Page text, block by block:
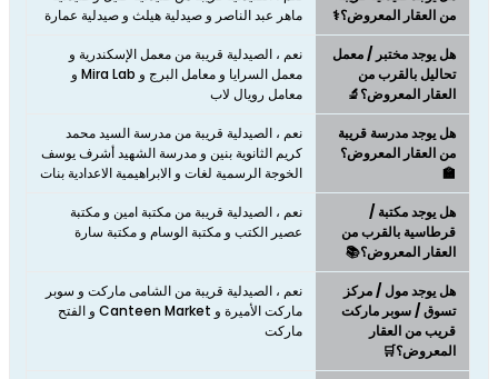
من العقار المعروض؟⚕️
ماهر عبد الناصر و صيدلية هيلث و صيدلية عمارة
هل يوجد مختبر / معمل
تحاليل بالقرب من
العقار المعروض؟🔬
نعم ، الصيدلية قريبة من معمل الإسكندرية و
معمل السرايا و معامل البرج و Mira Lab و
معامل رويال لاب
هل يوجد مدرسة قريبة
من العقار المعروض؟
🏫
نعم ، الصيدلية قريبة من مدرسة السید محمد
كریم الثانویة بنین و مدرسة الشهيد أشرف يوسف
الخوجة الرسمية لغات و الابراهيمية الاعدادية بنات
هل يوجد مكتبة /
قرطاسية بالقرب من
العقار المعروض؟📚
نعم ، الصيدلية قريبة من مكتبة امين و مكتبة
عصير الكتب و مكتبة الوسام و مكتبة سارة
هل يوجد مول / مركز
تسوق / سوبر ماركت
قريب من العقار
المعروض؟🛒
نعم ، الصيدلية قريبة من الشامى ماركت و سوبر
ماركت الأميرة و Canteen Market و الفتح
ماركت